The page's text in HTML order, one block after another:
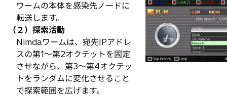
ワームの本体を感染先ノードに
転送します。
（２）探索活動
Nimdaワームは、宛先IPアドレ
スの第1～第2オクテットを固定
させながら、第3～第4オクテッ
トをランダムに変化させること
で探索範囲を広げます。